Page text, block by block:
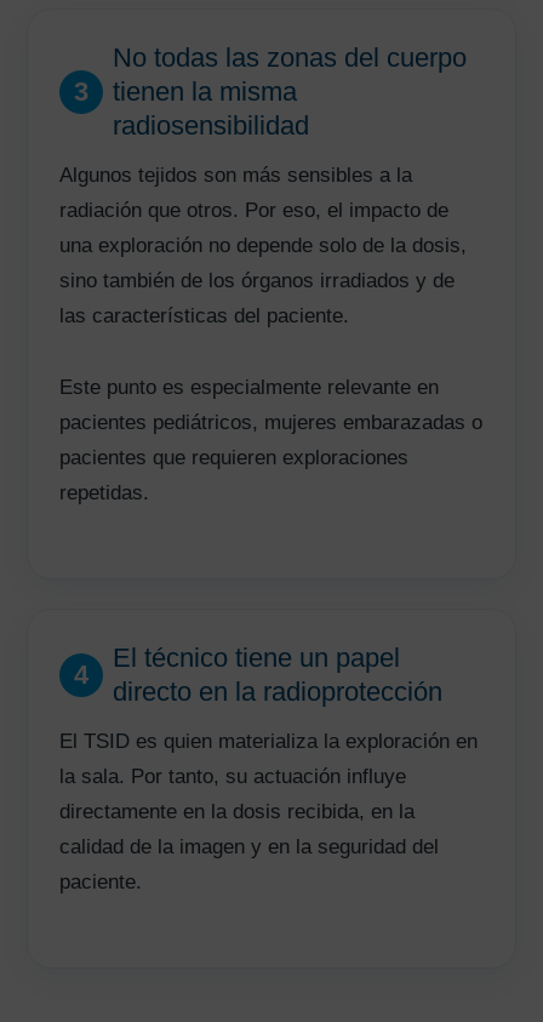
3
No todas las zonas del cuerpo
tienen la misma
radiosensibilidad
Algunos tejidos son más sensibles a la
radiación que otros. Por eso, el impacto de
una exploración no depende solo de la dosis,
sino también de los órganos irradiados y de
las características del paciente.
Este punto es especialmente relevante en
pacientes pediátricos, mujeres embarazadas o
pacientes que requieren exploraciones
repetidas.
4
El técnico tiene un papel
directo en la radioprotección
El TSID es quien materializa la exploración en
la sala. Por tanto, su actuación influye
directamente en la dosis recibida, en la
calidad de la imagen y en la seguridad del
paciente.